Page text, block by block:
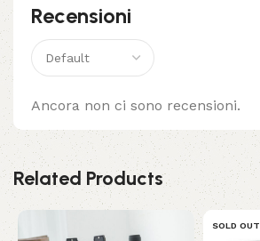
Recensioni
Ancora non ci sono recensioni.
Related Products
SOLD OUT